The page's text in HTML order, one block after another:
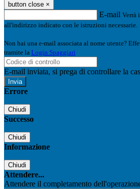
button close ×
E-mail Verrà
all'indirizzo indicato con le istruzioni necessarie.
Non hai una e-mail associata al nome utente?
tramite la Login Spaggiari
E-mail inviata, si prega di controllare la
Errore
Chiudi
Successo
Chiudi
Informazione
Chiudi
Attendere...
Attendere il completamento